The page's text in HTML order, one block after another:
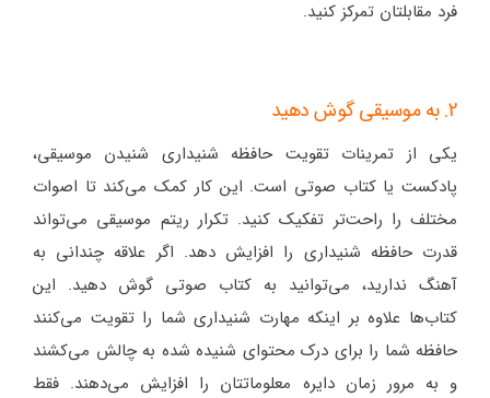
فرد مقابلتان تمرکز کنید.
2. به موسیقی گوش دهید
یکی از تمرینات تقویت حافظه شنیداری شنیدن موسیقی،
پادکست یا کتاب صوتی است. این کار کمک می‌کند تا اصوات
مختلف را راحت‌تر تفکیک کنید. تکرار ریتم موسیقی می‌تواند
قدرت حافظه شنیداری را افزایش دهد. اگر علاقه چندانی به
آهنگ ندارید، می‌توانید به کتاب صوتی گوش دهید. این
کتاب‌ها علاوه بر اینکه مهارت شنیداری شما را تقویت می‌کنند
حافظه شما را برای درک محتوای شنیده شده به چالش می‌کشند
و به مرور زمان دایره معلوماتتان را افزایش می‌دهند. فقط